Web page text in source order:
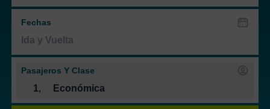
Fechas
Pasajeros Y Clase
1, Económica